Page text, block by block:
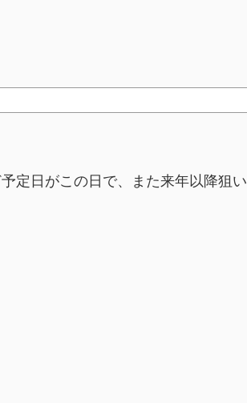
定日がこの日で、また来年以降狙い